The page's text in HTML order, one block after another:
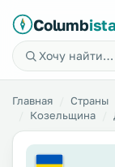
Columb
Главная Страны
Козельщина